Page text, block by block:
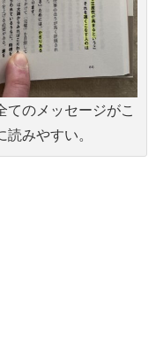
のメッセージがこ
みやすい。